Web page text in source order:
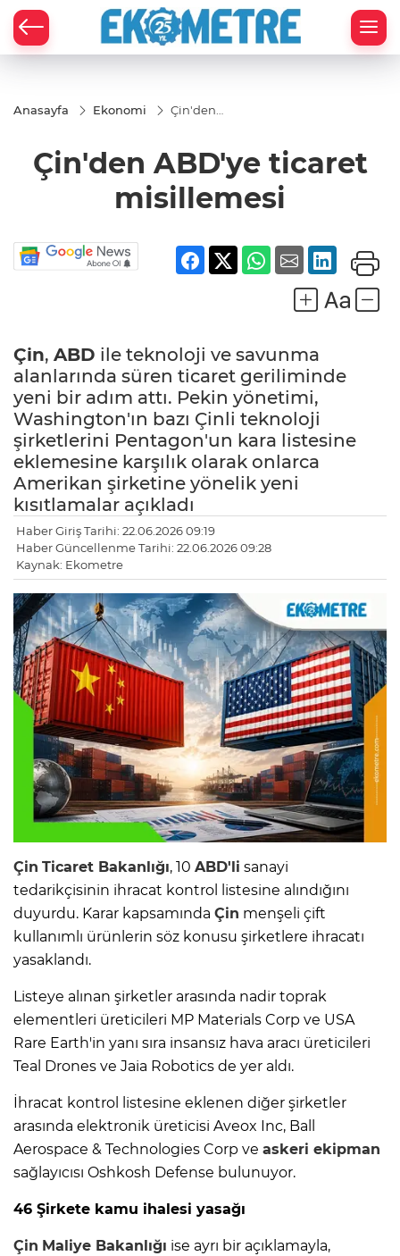
Anasayfa Ekonomi
Çin'den
misillemesi
Çin'den ABD'ye ticaret
misillemesi
Çin, ABD ile teknoloji ve savunma
alanlarında süren ticaret geriliminde
yeni bir adım attı. Pekin yönetimi,
Washington'ın bazı Çinli teknoloji
şirketlerini Pentagon'un kara listesine
eklemesine karşılık olarak onlarca
Amerikan şirketine yönelik yeni
kısıtlamalar açıkladı
Haber Giriş Tarihi: 22.06.2026 09:19
Haber Güncellenme Tarihi: 22.06.2026 09:28
Kaynak: Ekometre
Çin Ticaret Bakanlığı, 10 ABD'li sanayi
tedarikçisinin ihracat kontrol listesine alındığını
duyurdu. Karar kapsamında Çin menşeli çift
kullanımlı ürünlerin söz konusu şirketlere ihracatı
yasaklandı.
Listeye alınan şirketler arasında nadir toprak
elementleri üreticileri MP Materials Corp ve USA
Rare Earth'in yanı sıra insansız hava aracı üreticileri
Teal Drones ve Jaia Robotics de yer aldı.
İhracat kontrol listesine eklenen diğer şirketler
arasında elektronik üreticisi Aveox Inc, Ball
Aerospace & Technologies Corp ve askeri ekipman
sağlayıcısı Oshkosh Defense bulunuyor.
46 Şirkete kamu ihalesi yasağı
Çin Maliye Bakanlığı ise ayrı bir açıklamayla,